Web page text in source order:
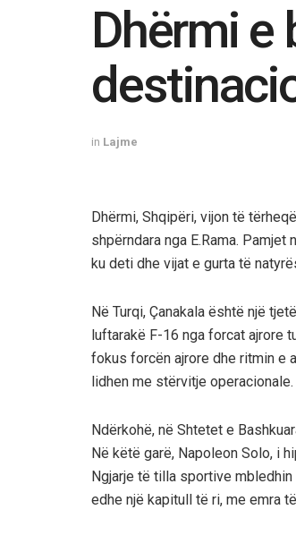
Dhërmi e
in Lajme
Dhërmi, Shqipëri, vijon të
shpërndara nga E.Rama.
ku deti dhe vijat e gurta të
Në Turqi, Çanakala është një
luftarakë F-16 nga forcat ajrore
fokus forcën ajrore dhe ritmin e
lidhen me stërvitje operacionale.
Ndërkohë, në Shtetet e
Në këtë garë, Napoleon Solo, i
Ngjarje të tilla sportive
edhe një kapitull të ri, me emra